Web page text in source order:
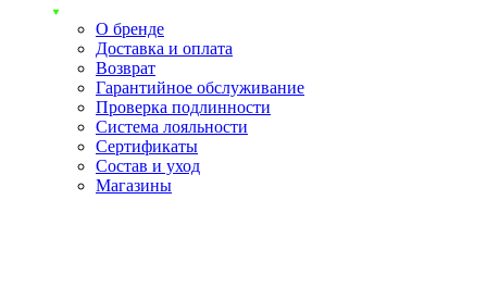
О бренде
Доставка и оплата
Возврат
Гарантийное обслуживание
Проверка подлинности
Система лояльности
Сертификаты
Состав и уход
Магазины